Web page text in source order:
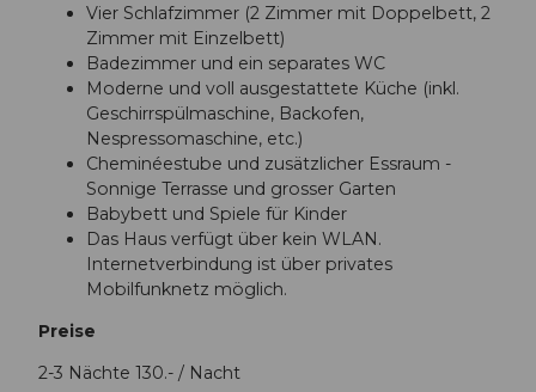
Vier Schlafzimmer (2 Zimmer mit Doppelbett, 2
Zimmer mit Einzelbett)
Badezimmer und ein separates WC
Moderne und voll ausgestattete Küche (inkl.
Geschirrspülmaschine, Backofen,
Nespressomaschine, etc.)
Cheminéestube und zusätzlicher Essraum -
Sonnige Terrasse und grosser Garten
Babybett und Spiele für Kinder
Das Haus verfügt über kein WLAN.
Internetverbindung ist über privates
Mobilfunknetz möglich.
Preise
2-3 Nächte 130.- / Nacht